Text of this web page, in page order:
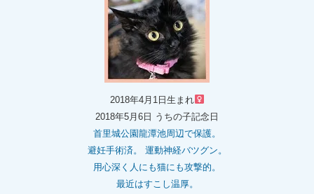
2018年4月1日生まれ
2018年5月6日 うちの子記念日
首里城公園龍潭池周辺で保護。
避妊手術済。 運動神経バツグン。
用心深く人にも猫にも攻撃的。
最近はすこし温厚。